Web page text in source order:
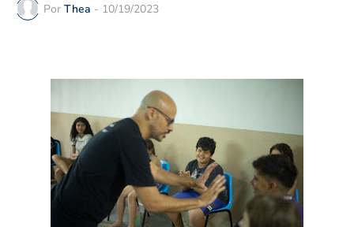
Por Thea - 10/19/2023